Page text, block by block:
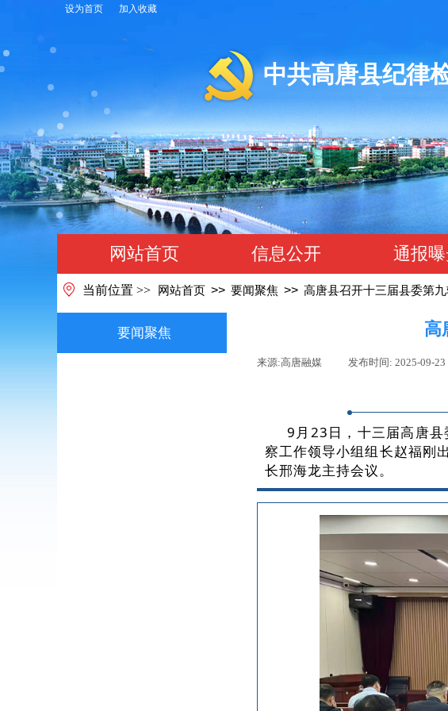
设为首页 加入收藏
中共高唐县纪
网站首页 信息公开 通报
当前位置 >> 网站首页 >> 要闻聚焦 >> 高唐县召开十三届县委第
要闻聚焦 高
来源:高唐融媒 发布时间: 2025-09-23
9月23日，十三届高唐
察工作领导小组组长赵福刚
长邢海龙主持会议。